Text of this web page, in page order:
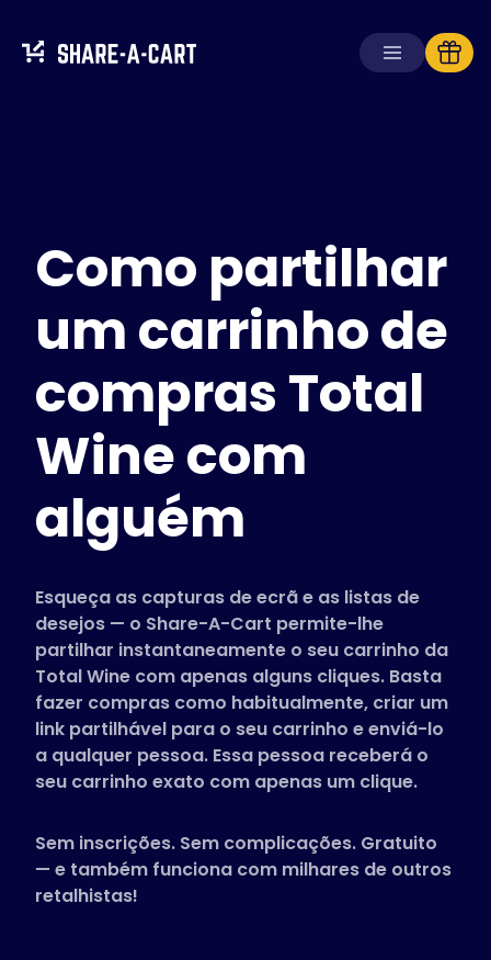
Para consumidores
Para escolas
Para empresas
Obtenha Plus+
Iniciar sessão
Lojas suportadas
Português
(Portuguese)
Como partilhar
um carrinho de
compras Total
Wine com
alguém
Esqueça as capturas de ecrã e as listas de
desejos — o Share-A-Cart permite-lhe
partilhar instantaneamente o seu carrinho da
Total Wine com apenas alguns cliques. Basta
fazer compras como habitualmente, criar um
link partilhável para o seu carrinho e enviá-lo
a qualquer pessoa. Essa pessoa receberá o
seu carrinho exato com apenas um clique.
Sem inscrições. Sem complicações. Gratuito
— e também funciona com milhares de outros
retalhistas!